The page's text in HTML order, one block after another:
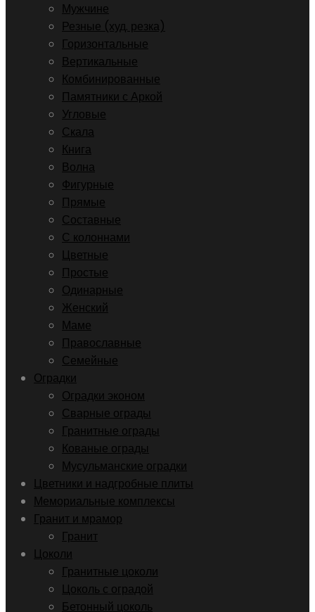
Мужчине
Резные (худ. резка)
Горизонтальные
Вертикальные
Комбинированные
Памятники с Аркой
Угловые
Скала
Книга
Волна
Фигурные
Прямые
Составные
С колоннами
Цветные
Простые
Одинарные
Женский
Маме
Православные
Семейные
Оградки
Оградки эконом
Сварные ограды
Гранитные ограды
Кованые ограды
Мусульманские оградки
Цветники и надгробные плиты
Мемориальные комплексы
Гранит и мрамор
Гранит
Цоколи
Гранитные цоколи
Цоколь с оградой
Бетонный цоколь